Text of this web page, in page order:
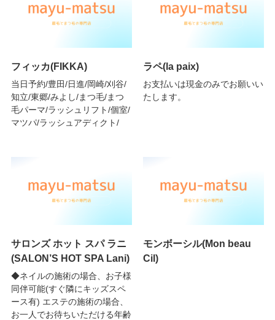
フィッカ(FIKKA)
当日予約/豊田/日進/岡崎/刈谷/
知立/東郷/みよし/まつ毛/まつ
毛パーマ/ラッシュリフト/個室/
マツパ/ラッシュアディクト/
ラペ(la paix)
お支払いは現金のみでお願いい
たします。
サロンズ ホット スパ ラニ
(SALON’S HOT SPA Lani)
◆ネイルの施術の場合、お子様
同伴可能(すぐ隣にキッズスペ
ース有) エステの施術の場合、
お一人でお待ちいただける年齢
モンボーシル(Mon beau
Cil)